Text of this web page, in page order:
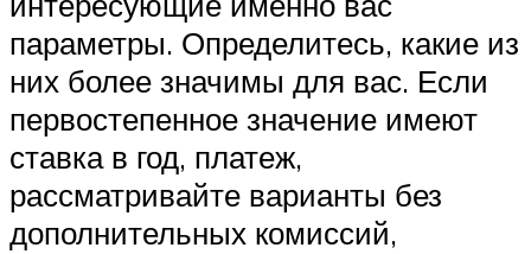
параметры. Определитесь, какие из
них более значимы для вас. Если
первостепенное значение имеют
ставка в год, платеж,
рассматривайте варианты без
дополнительных комиссий,